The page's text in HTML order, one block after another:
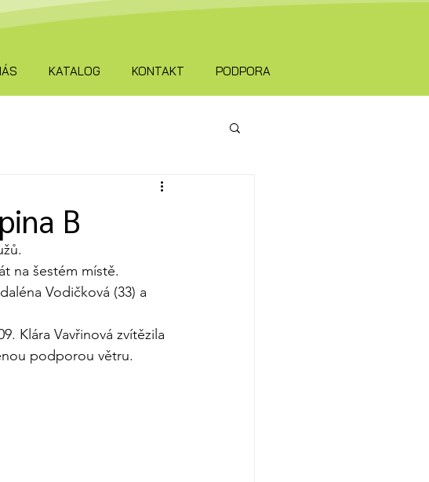
KATALOG KONTAKT PODPORA
B
na šestém místě.
Vodičková (33) a
Klára Vavřinová zvítězila
podporou větru.